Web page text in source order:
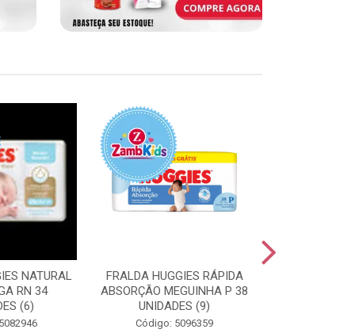
NATURAL
RN 34
(6)
FRALDA HUGGIES RÁPIDA
ABSORÇÃO MEGUINHA P 38
UNIDADES (9)
Código: 5096359